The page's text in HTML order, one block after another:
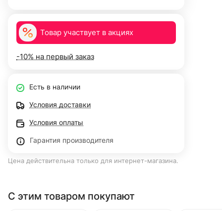
Товар участвует в акциях
-10% на первый заказ
Есть в наличии
Условия доставки
Условия оплаты
Гарантия производителя
Цена действительна только для интернет-магазина.
С этим товаром покупают